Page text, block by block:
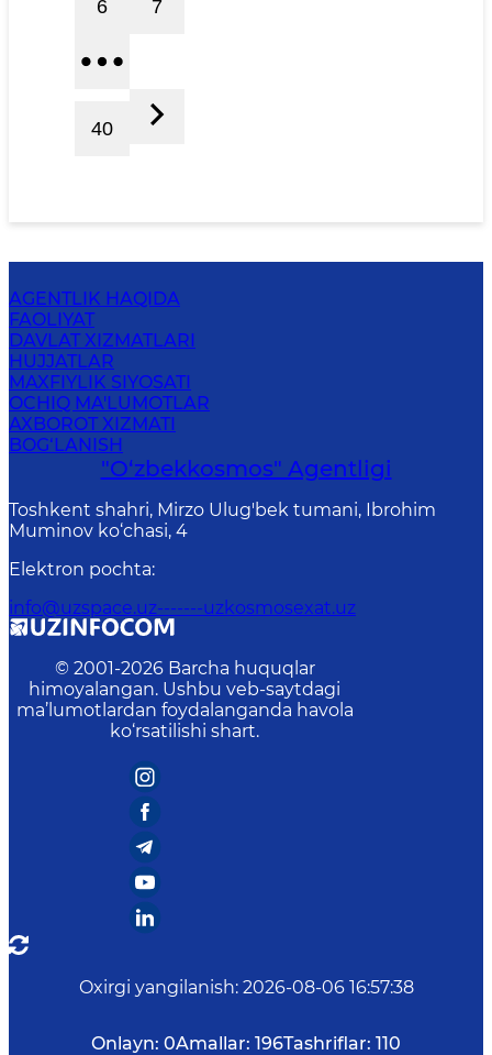
6 7
40
AGENTLIK HAQIDA
FAOLIYAT
DAVLAT XIZMATLARI
HUJJATLAR
MAXFIYLIK SIYOSATI
OCHIQ MA'LUMOTLAR
AXBOROT XIZMATI
BOG‘LANISH
"O‘zbekkosmos" Agentligi
Toshkent shahri, Mirzo Ulug'bek tumani, Ibrohim
Muminov ko‘chasi, 4
Elektron pochta:
info@uzspace.uz-------uzkosmosexat.uz
© 2001-2026 Barcha huquqlar
himoyalangan. Ushbu veb-saytdagi
ma’lumotlardan foydalanganda havola
ko‘rsatilishi shart.
Oxirgi yangilanish: 2026-08-06 16:57:38
Onlayn: 0Amallar: 196Tashriflar: 110